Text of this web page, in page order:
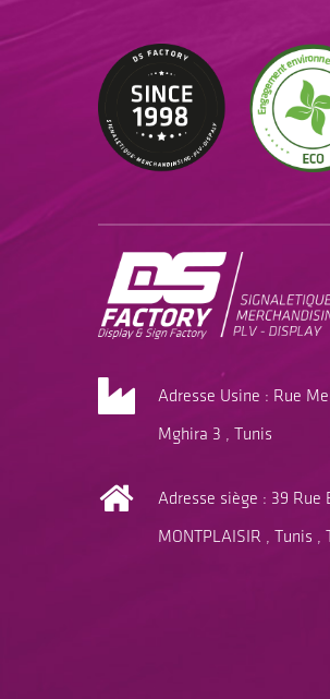
Adresse Usine : Rue
Mghira 3 , Tunis
Adresse siège : 39 Rue
MONTPLAISIR , Tunis ,